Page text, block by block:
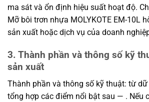
ma sát và ổn định hiệu suất hoạt độ.
Mỡ bôi trơn nhựa MOLYKOTE EM-10L
sản xuất hoặc dịch vụ của doanh
3. Thành phần và thông số kỹ
sản xuất
Thành phần và thông số kỹ thuật: từ
tổng hợp các điểm nổi bật sau — . Nếu